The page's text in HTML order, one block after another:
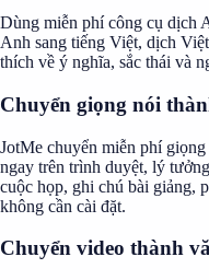
Dùng miễn phí công cụ dịch
Anh sang tiếng Việt, dịch
thích về ý nghĩa, sắc thái và
Chuyển giọng nói
JotMe chuyển miễn phí
ngay trên trình duyệt, lý
cuộc họp, ghi chú bài giảng,
không cần cài đặt.
Chuyển video thành